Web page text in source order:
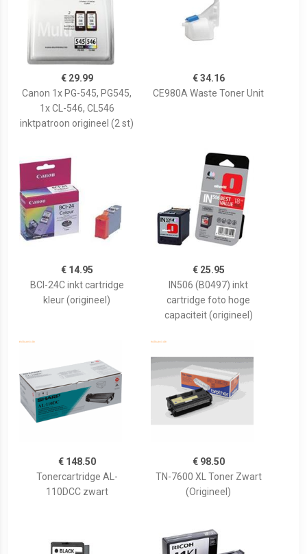
€ 29.99
Canon 1x PG-545, PG545,
1x CL-546, CL546
inktpatroon origineel (2 st)
€ 34.16
CE980A Waste Toner Unit
€ 14.95
BCI-24C inkt cartridge
kleur (origineel)
€ 25.95
IN506 (B0497) inkt
cartridge foto hoge
capaciteit (origineel)
€ 148.50
Tonercartridge AL-
110DCC zwart
€ 98.50
TN-7600 XL Toner Zwart
(Origineel)